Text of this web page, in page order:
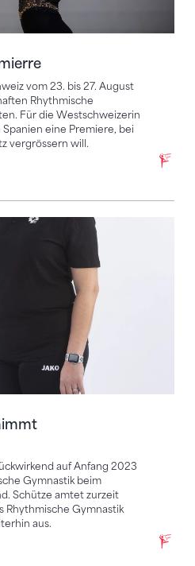
vom 23. bis 27. August
Rhythmische
Für die Westschweizerin
eine Premiere, bei
vergrössern will.
auf Anfang 2023
Gymnastik beim
Schütze amtet zurzeit
Rhythmische Gymnastik
aus.
Bereichsleitung RG